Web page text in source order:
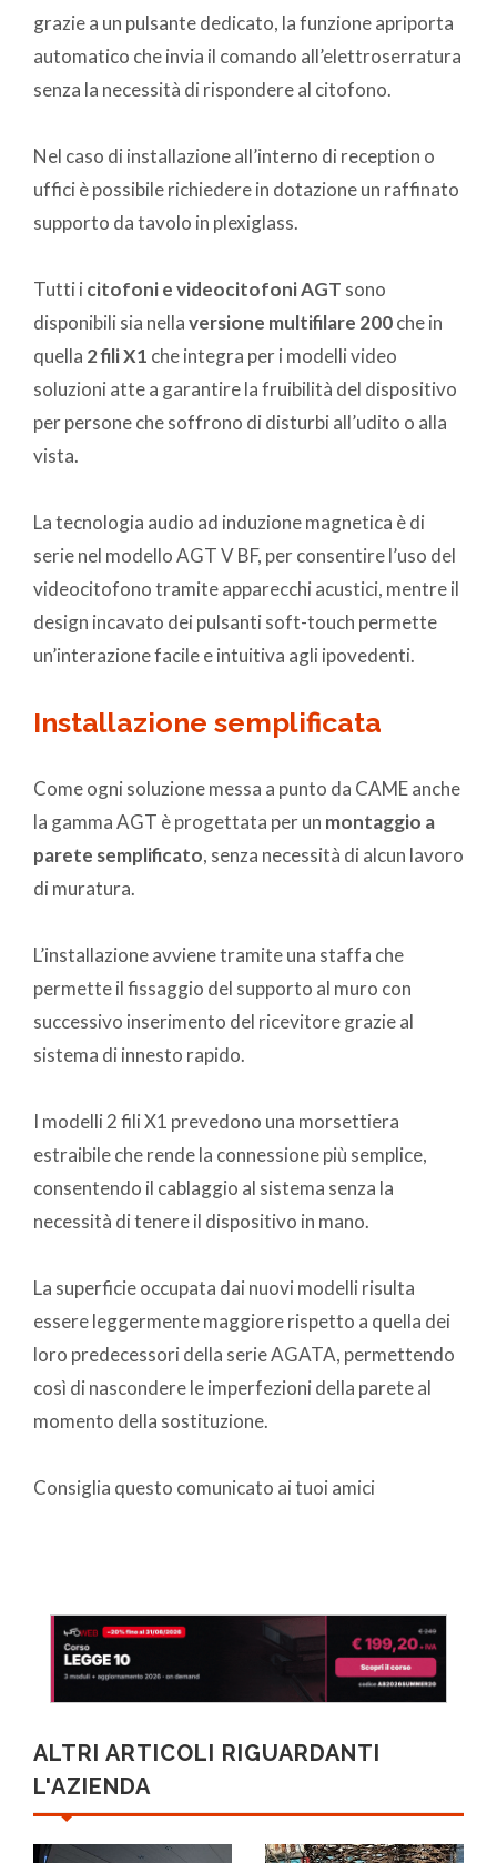
grazie a un pulsante dedicato, la funzione apriporta
automatico che invia il comando all’elettroserratura
senza la necessità di rispondere al citofono.
Nel caso di installazione all’interno di reception o
uffici è possibile richiedere in dotazione un raffinato
supporto da tavolo in plexiglass.
Tutti i citofoni e videocitofoni AGT sono
disponibili sia nellaversione multifilare 200che in
quella 2 fili X1 che integra per i modelli video
soluzioni atte a garantire la fruibilità del dispositivo
per persone che soffrono di disturbi all’udito o alla
vista.
La tecnologia audio ad induzione magnetica è di
serie nel modello AGT V BF, per consentire l’uso del
videocitofono tramite apparecchi acustici, mentre il
design incavato dei pulsanti soft-touch permette
un’interazione facile e intuitiva agli ipovedenti.
Installazione semplificata
Come ogni soluzione messa a punto da CAME anche
la gamma AGT è progettata per un montaggio a
parete semplificato, senza necessità di alcun lavoro
di muratura.
L’installazione avviene tramite una staffa che
permette il fissaggio del supporto al muro con
successivo inserimento del ricevitore grazie al
sistema di innesto rapido.
I modelli 2 fili X1 prevedono una morsettiera
estraibile che rende la connessione più semplice,
consentendo il cablaggio al sistema senza la
necessità di tenere il dispositivo in mano.
La superficie occupata dai nuovi modelli risulta
essere leggermente maggiore rispetto a quella dei
loro predecessori della serie AGATA, permettendo
così di nascondere le imperfezioni della parete al
momento della sostituzione.
Consiglia questo comunicato ai tuoi amici
ALTRI ARTICOLI RIGUARDANTI
L'AZIENDA